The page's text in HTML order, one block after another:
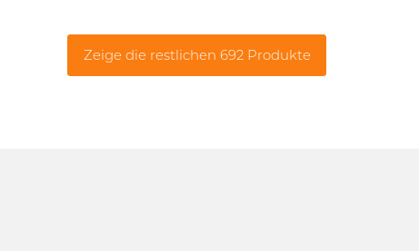
Zeige die restlichen 692 Produkte